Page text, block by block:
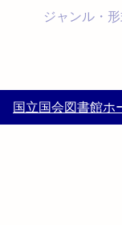
ジャンル・
国立国会図書館ホ